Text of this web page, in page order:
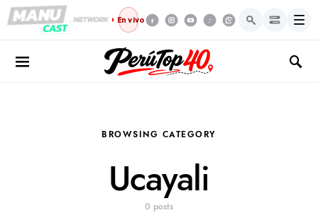
En vivo Menú
BROWSING CATEGORY
Ucayali
0 posts